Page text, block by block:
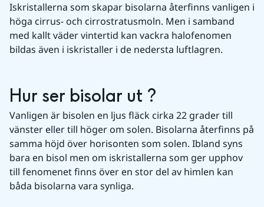
Iskristallerna som skapar bisolarna återfinns vanligen i
höga cirrus- och cirrostratusmoln. Men i samband
med kallt väder vintertid kan vackra halofenomen
bildas även i iskristaller i de nedersta luftlagren.
Hur ser bisolar ut ?
Vanligen är bisolen en ljus fläck cirka 22 grader till
vänster eller till höger om solen. Bisolarna återfinns på
samma höjd över horisonten som solen. Ibland syns
bara en bisol men om iskristallerna som ger upphov
till fenomenet finns över en stor del av himlen kan
båda bisolarna vara synliga.